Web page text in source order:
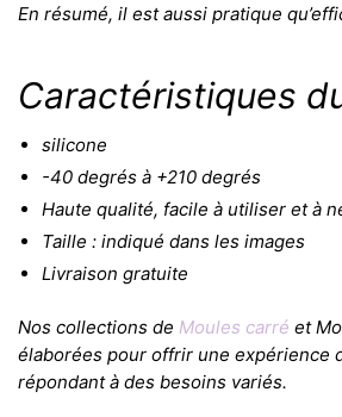
En résumé, il est aussi pratique
Caractéristiques
silicone
-40 degrés à +210 degrés
Haute qualité, facile à utiliser et à
Taille : indiqué dans les images
Livraison gratuite
Nos collections de Moules carré et
élaborées pour offrir une expérience
répondant à des besoins variés.